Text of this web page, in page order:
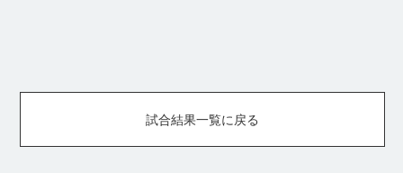
試合結果一覧に戻る